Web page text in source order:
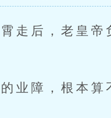
，老皇帝负
，根本算不